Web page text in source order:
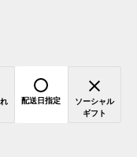
配送日指定
ソーシャル
ギフト